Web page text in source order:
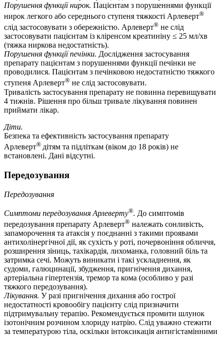
Порушення функції нирок. Пацієнтам з порушеннями функції
нирок легкого або середнього ступеня тяжкості Арлеверт®
слід застосовувати з обережністю. Арлеверт® не слід
застосовувати пацієнтам із кліренсом креатиніну ≤ 25 мл/хв
(тяжка ниркова недостатність).
Порушення функції печінки. Дослідження застосування
препарату пацієнтам з порушеннями функції печінки не
проводилися. Пацієнтам з печінковою недостатністю тяжкого
ступеня Арлеверт® не слід застосовувати.
Тривалість застосування препарату не повинна перевищувати
4 тижнів. Рішення про більш тривале лікування повинен
приймати лікар.
Діти.
Безпека та ефективність застосування препарату
Арлеверт® дітям та підліткам (віком до 18 років) не
встановлені. Дані відсутні.
Передозування
Передозування
Симптоми передозування Арлеверту®. До симптомів
передозування препарату Арлеверт® належать сонливість,
запаморочення та атаксія у поєднанні з такими проявами
антихолінергічної дії, як сухість у роті, почервоніння обличчя,
розширення зіниць, тахікардія, лихоманка, головний біль та
затримка сечі. Можуть виникати і такі ускладнення, як
судоми, галюцинації, збудження, пригнічення дихання,
артеріальна гіпертензія, тремор та кома (особливо у разі
тяжкого передозування).
Лікування. У разі пригнічення дихання або гострої
недостатності кровообігу пацієнту слід призначити
підтримувальну терапію. Рекомендується промити шлунок
ізотонічним розчином хлориду натрію. Слід уважно стежити
за температурою тіла, оскільки інтоксикація антигістамінними